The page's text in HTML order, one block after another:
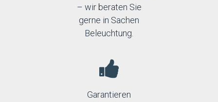
– wir beraten Sie
gerne in Sachen
Beleuchtung.
Garantieren